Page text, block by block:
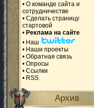
• О команде сайта и
сотрудничестве
• Сделать страницу
стартовой
• Реклама на сайте
• Наш
• Наши проекты
• Обратная связь
• Опросы
• Ссылки
• RSS
Архив